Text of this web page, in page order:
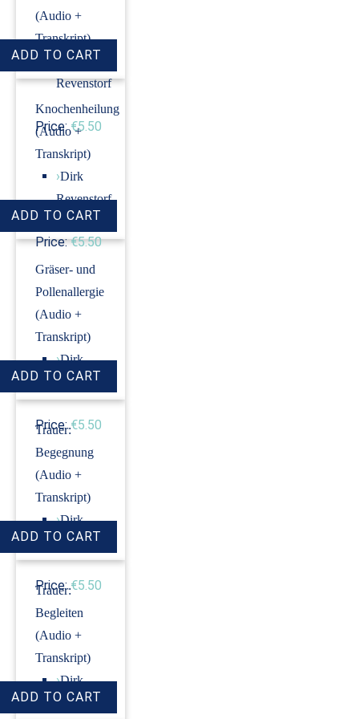
(Audio +
Transkript)
›Dirk
Revenstorf
Price: €5.50
Knochenheilung
(Audio +
Transkript)
›Dirk
Revenstorf
Price: €5.50
Gräser- und
Pollenallergie
(Audio +
Transkript)
›Dirk
Revenstorf
Price: €5.50
Trauer:
Begegnung
(Audio +
Transkript)
›Dirk
Revenstorf
Price: €5.50
Trauer:
Begleiten
(Audio +
Transkript)
›Dirk
Revenstorf